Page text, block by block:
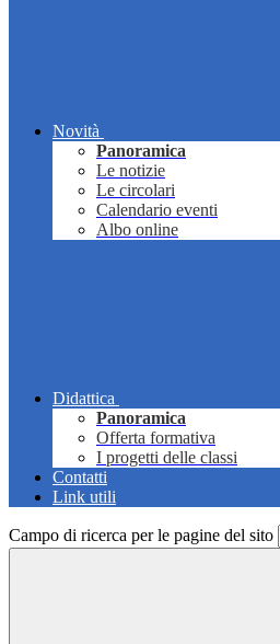
Novità
Panoramica
Le notizie
Le circolari
Calendario eventi
Albo online
Didattica
Panoramica
Offerta formativa
I progetti delle classi
Contatti
Link utili
Campo di ricerca per le pagine del sito